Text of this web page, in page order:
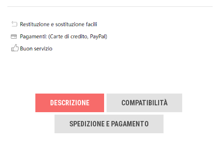
DESCRIZIONE COMPATIBILITÀ
SPEDIZIONE E PAGAMENTO